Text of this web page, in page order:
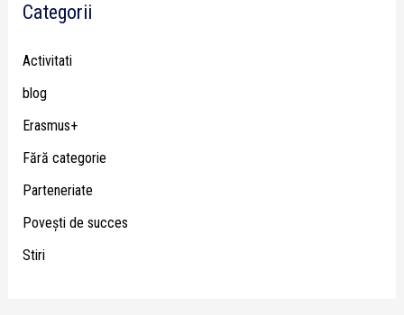
Categorii
Activitati
blog
Erasmus+
Fără categorie
Parteneriate
Poveşti de succes
Stiri